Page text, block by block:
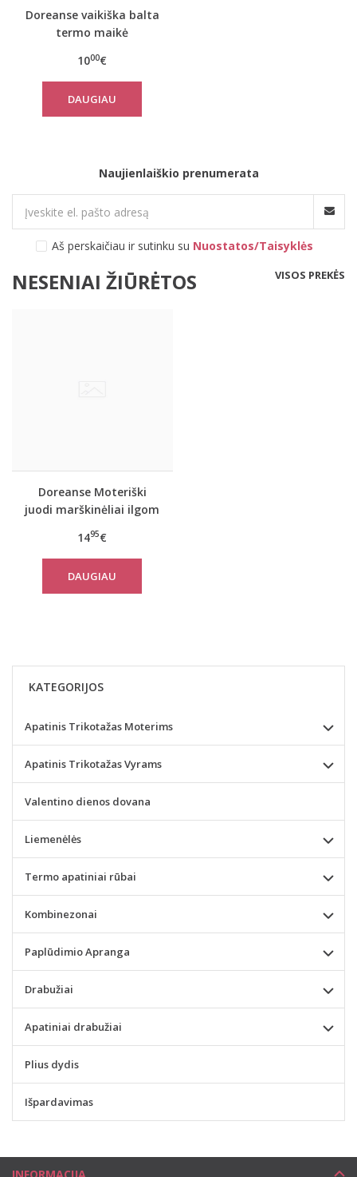
Doreanse vaikiška balta
termo maikė
1000€
DAUGIAU
Naujienlaiškio prenumerata
Aš perskaičiau ir sutinku su Nuostatos/Taisyklės
NESENIAI ŽIŪRĖTOS VISOS PREKĖS
Doreanse Moteriški
juodi marškinėliai ilgom
1495€
DAUGIAU
KATEGORIJOS
Apatinis Trikotažas Moterims
Apatinis Trikotažas Vyrams
Valentino dienos dovana
Liemenėlės
Termo apatiniai rūbai
Kombinezonai
Paplūdimio Apranga
Drabužiai
Apatiniai drabužiai
Plius dydis
Išpardavimas
INFORMACIJA